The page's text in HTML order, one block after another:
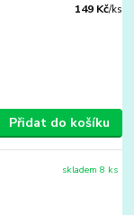
149 Kč/ks
Přidat do košíku
skladem 8 ks